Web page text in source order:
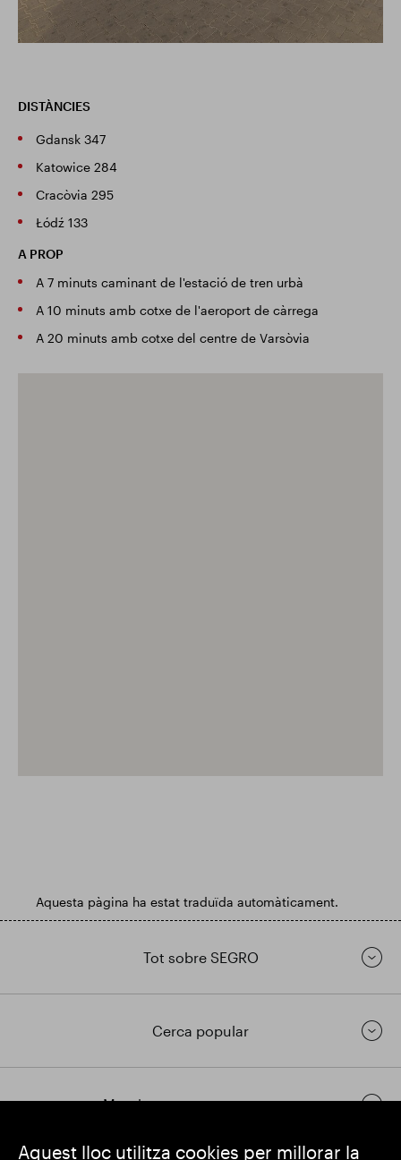
Aquest lloc utilitza cookies per millorar la
DISTÀNCIES
Gdansk 347
Katowice 284
Cracòvia 295
Łódź 133
A PROP
A 7 minuts caminant de l'estació de tren urbà
A 10 minuts amb cotxe de l'aeroport de càrrega
A 20 minuts amb cotxe del centre de Varsòvia
Aquesta pàgina ha estat traduïda automàticament.
Tot sobre SEGRO
Cerca popular
Mantingueu-vos en contacte